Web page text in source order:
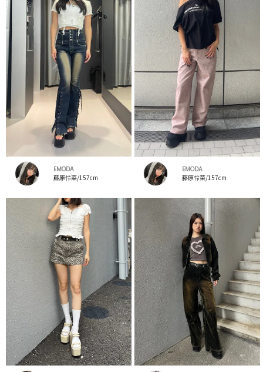
EMODA
藤原怜菜/157cm
EMODA
藤原怜菜/157cm